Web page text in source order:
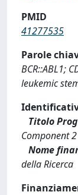
PMID
41277535
Parole
BCR::ABL1;
leukemic
Titolo
Component 2
Nome
della Ricerca